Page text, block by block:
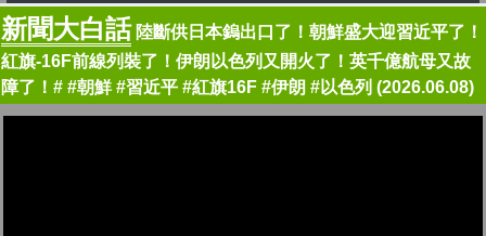
新聞大白話 陸斷供日本鎢出口了！朝鮮盛大迎習近平了！
紅旗-16F前線列裝了！伊朗以色列又開火了！英千億航母又故
障了！# #朝鮮 #習近平 #紅旗16F #伊朗 #以色列 (2026.06.08)